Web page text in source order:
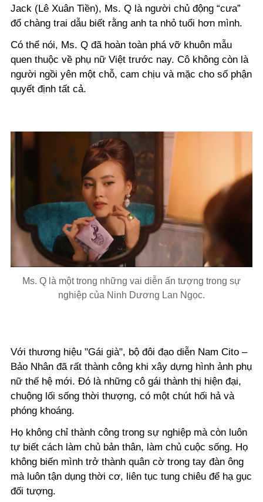
Jack (Lê Xuân Tiền), Ms. Q là người chủ động “cưa”
đổ chàng trai dẫu biết rằng anh ta nhỏ tuổi hơn mình.
Có thể nói, Ms. Q đã hoàn toàn phá vỡ khuôn mẫu
quen thuộc về phụ nữ Việt trước nay. Cô không còn là
người ngồi yên một chỗ, cam chịu và mặc cho số phận
quyết định tất cả.
Ms. Q là một trong những vai diễn ấn tượng trong sự
nghiệp của Ninh Dương Lan Ngọc.
Với thương hiệu "Gái già", bộ đôi đạo diễn Nam Cito –
Bảo Nhân đã rất thành công khi xây dựng hình ảnh phụ
nữ thế hệ mới. Đó là những cô gái thành thị hiện đại,
chuộng lối sống thời thượng, có một chút hối hả và
phóng khoáng.
Họ không chỉ thành công trong sự nghiệp mà còn luôn
tự biết cách làm chủ bản thân, làm chủ cuộc sống. Họ
không biến mình trở thành quân cờ trong tay đàn ông
mà luôn tận dụng thời cơ, liên tục tung chiêu để hạ gục
đối tượng.